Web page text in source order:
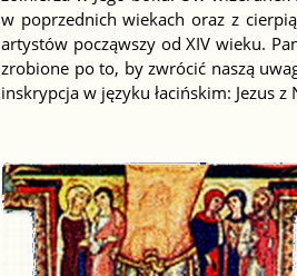
w poprzednich wiekach oraz z
artystów począwszy od XIV wieku.
zrobione po to, by zwrócić naszą
inskrypcja w języku łacińskim: Jezus z